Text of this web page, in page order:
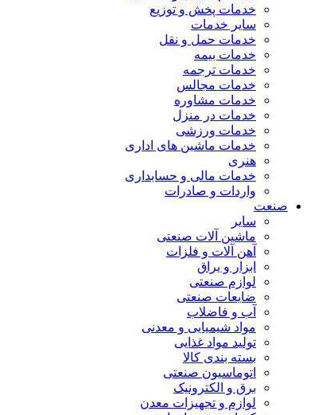
خدمات پخش و توزیع
سایر خدمات
خدمات حمل و نقل
خدمات بیمه
خدمات ترجمه
خدمات مجالس
خدمات مشاوره
خدمات در منزل
خدمات ورزشی
خدمات ماشین های اداری
هنری
خدمات مالی و حسابداری
واردات و صادرات
صنعت
سایر
ماشین آلات صنعتی
آهن آلات و فلزات
ابزار و یراق
لوازم صنعتی
ضایعات صنعتی
آب و فاضلاب
مواد شیمیایی و معدنی
تولید مواد غذایی
بسته بندی کالا
اتوماسیون صنعتی
برق و الکترونیک
لوازم و تجهیزات معدن